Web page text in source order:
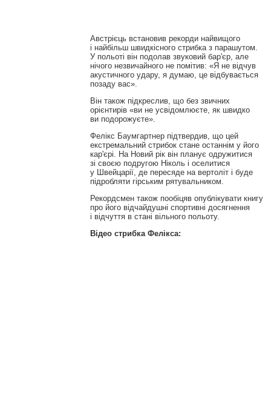
Австрієць встановив рекорди найвищого
і найбільш швидкісного стрибка з парашутом.
У польоті він подолав звуковий бар'єр, але
нічого незвичайного не помітив: «Я не відчув
акустичного удару, я думаю, це відбувається
позаду вас».
Він також підкреслив, що без звичних
орієнтирів «ви не усвідомлюєте, як швидко
ви подорожуєте».
Фелікс Баумгартнер підтвердив, що цей
екстремальний стрибок стане останнім у його
кар'єрі. На Новий рік він планує одружитися
зі своєю подругою Ніколь і оселитися
у Швейцарії, де пересяде на вертоліт і буде
підробляти гірським рятувальником.
Рекордсмен також пообіцяв опублікувати книгу
про його відчайдушні спортивні досягнення
і відчуття в стані вільного польоту.
Відео стрибка Фелікса: